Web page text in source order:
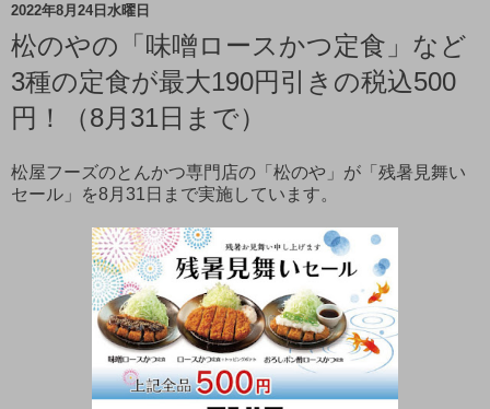
2022年8月24日水曜日
松のやの「味噌ロースかつ定食」など
3種の定食が最大190円引きの税込500
円！（8月31日まで）
松屋フーズのとんかつ専門店の「松のや」が「残暑見舞い
セール」を8月31日まで実施しています。